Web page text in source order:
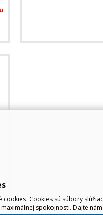
Cookies sú súbory
spokojnosti. Dajte